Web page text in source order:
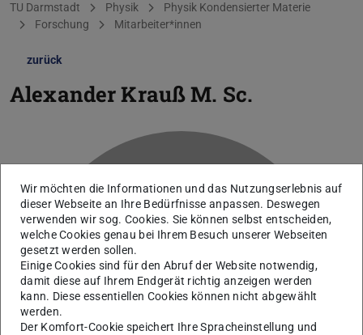
Sie befinden sich hier:
TU Darmstadt Physik
Physik Kondensierter Materie
Forschung
Mitarbeiter*innen
zurück
Alexander KraußM. Sc.
K
Wir möchten die Informationen und das Nutzungserlebnis auf
dieser Webseite an Ihre Bedürfnisse anpassen. Deswegen
verwenden wir sog. Cookies. Sie können selbst entscheiden,
welche Cookies genau bei Ihrem Besuch unserer Webseiten
gesetzt werden sollen.
Einige Cookies sind für den Abruf der Website notwendig,
damit diese auf Ihrem Endgerät richtig anzeigen werden
kann. Diese essentiellen Cookies können nicht abgewählt
werden.
Der Komfort-Cookie speichert Ihre Spracheinstellung und